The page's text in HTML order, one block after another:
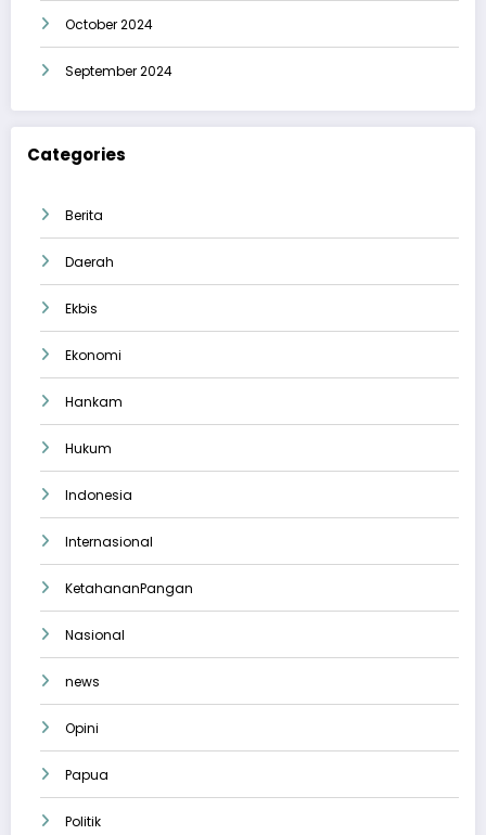
October 2024
September 2024
Categories
Berita
Daerah
Ekbis
Ekonomi
Hankam
Hukum
Indonesia
Internasional
KetahananPangan
Nasional
news
Opini
Papua
Politik